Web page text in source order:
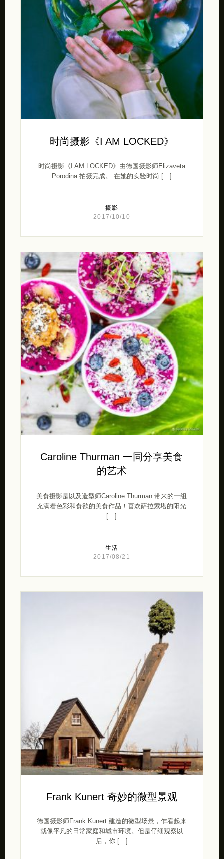
时尚摄影《I AM LOCKED》
时尚摄影《I AM LOCKED》由德国摄影师Elizaveta
Porodina 拍摄完成。 在她的实验时尚 […]
摄影
2017/10/10
Caroline Thurman 一同分享美食
的艺术
美食摄影是以及造型师Caroline Thurman 带来的一组
充满着色彩和食欲的美食作品！喜欢萨拉索塔的阳光
[…]
生活
2017/08/21
Frank Kunert 奇妙的微型景观
德国摄影师Frank Kunert 建造的微型场景，乍看起来
就像平凡的日常家庭和城市环境。但是仔细观察以
后，你 […]